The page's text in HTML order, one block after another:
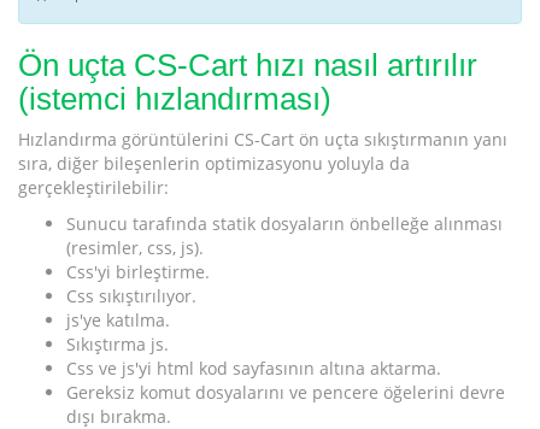
Ön uçta CS-Cart hızı nasıl artırılır
(istemci hızlandırması)
Hızlandırma görüntülerini CS-Cart ön uçta sıkıştırmanın yanı
sıra, diğer bileşenlerin optimizasyonu yoluyla da
gerçekleştirilebilir:
Sunucu tarafında statik dosyaların önbelleğe alınması
(resimler, css, js).
Css'yi birleştirme.
Css sıkıştırılıyor.
js'ye katılma.
Sıkıştırma js.
Css ve js'yi html kod sayfasının altına aktarma.
Gereksiz komut dosyalarını ve pencere öğelerini devre
dışı bırakma.